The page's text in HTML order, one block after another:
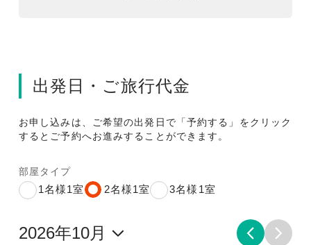
出発日・ご旅行代金
お申し込みは、ご希望の出発日で「予約する」をクリック
するとご予約へお進みすることができます。
部屋タイプ
1名様1室 2名様1室 3名様1室